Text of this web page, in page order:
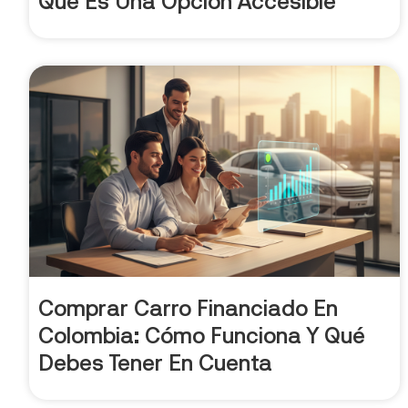
Comprar Carro Financiado En
Colombia: Cómo Funciona Y Qué
Debes Tener En Cuenta